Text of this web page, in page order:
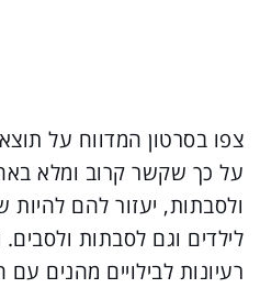
צפו בסרטון המדווח על
על כך שקשר קרוב ומלא
ולסבתות, יעזור להם להיות
לילדים וגם לסבתות
רעיונות לבילויים מהנים עם